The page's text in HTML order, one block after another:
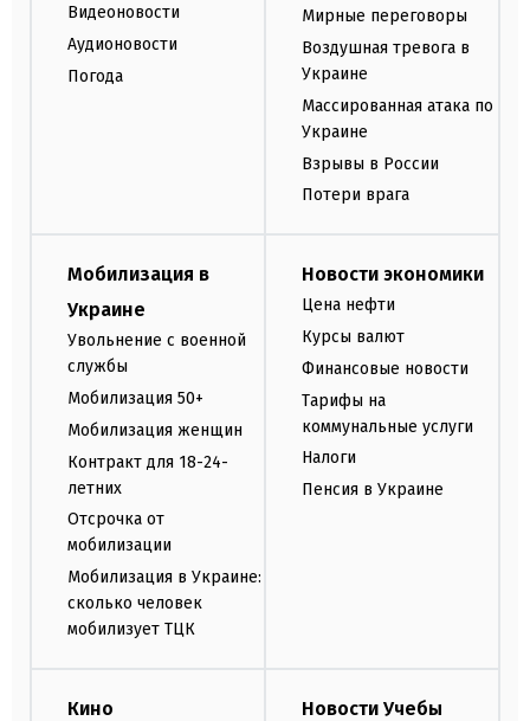
Видеоновости
Аудионовости
Погода
Мирные переговоры
Воздушная тревога в
Украине
Массированная атака по
Украине
Взрывы в России
Потери врага
Мобилизация в
Украине
Увольнение с военной
службы
Мобилизация 50+
Мобилизация женщин
Контракт для 18-24-
летних
Отсрочка от
мобилизации
Мобилизация в Украине:
сколько человек
мобилизует ТЦК
Новости экономики
Цена нефти
Курсы валют
Финансовые новости
Тарифы на
коммунальные услуги
Налоги
Пенсия в Украине
Кино Новости Учебы